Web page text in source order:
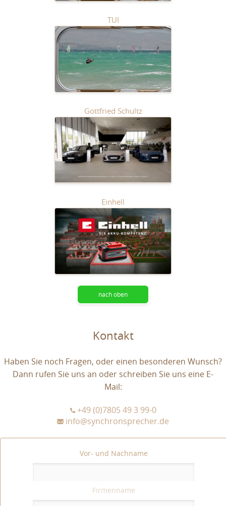
TUI
Gottfried Schultz
Einhell
nach oben
Kontakt
Haben Sie noch Fragen, oder einen besonderen Wunsch?
Dann rufen Sie uns an oder schreiben Sie uns eine E-
Mail:
+49 (0)7805 49 3 99-0
info@synchronsprecher.de
Vor- und Nachname
Firmenname